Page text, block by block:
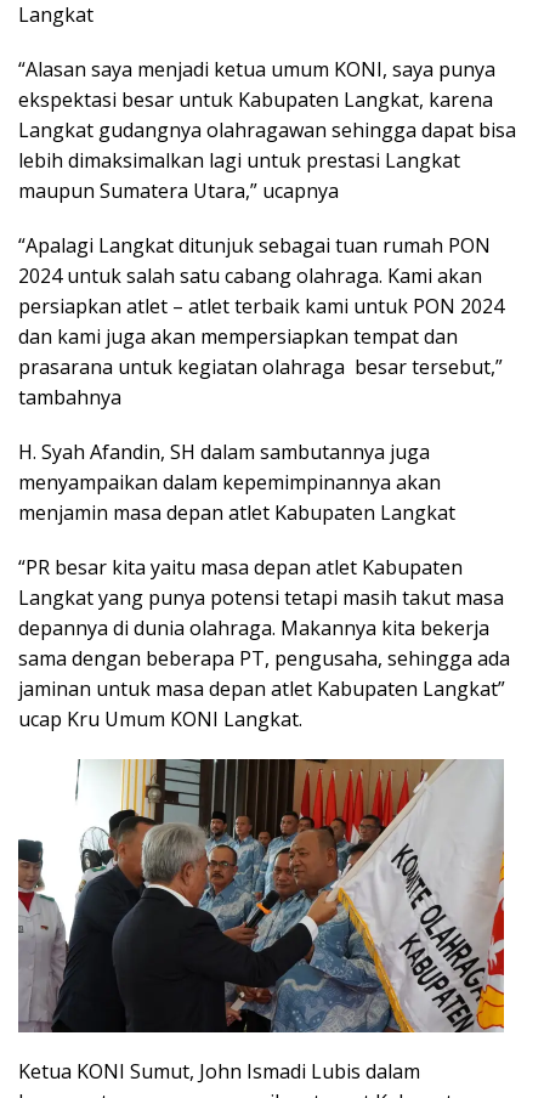
Langkat
“Alasan saya menjadi ketua umum KONI, saya punya
ekspektasi besar untuk Kabupaten Langkat, karena
Langkat gudangnya olahragawan sehingga dapat bisa
lebih dimaksimalkan lagi untuk prestasi Langkat
maupun Sumatera Utara,” ucapnya
“Apalagi Langkat ditunjuk sebagai tuan rumah PON
2024 untuk salah satu cabang olahraga. Kami akan
persiapkan atlet – atlet terbaik kami untuk PON 2024
dan kami juga akan mempersiapkan tempat dan
prasarana untuk kegiatan olahraga besar tersebut,”
tambahnya
H. Syah Afandin, SH dalam sambutannya juga
menyampaikan dalam kepemimpinannya akan
menjamin masa depan atlet Kabupaten Langkat
“PR besar kita yaitu masa depan atlet Kabupaten
Langkat yang punya potensi tetapi masih takut masa
depannya di dunia olahraga. Makannya kita bekerja
sama dengan beberapa PT, pengusaha, sehingga ada
jaminan untuk masa depan atlet Kabupaten Langkat”
ucap Kru Umum KONI Langkat.
Ketua KONI Sumut, John Ismadi Lubis dalam